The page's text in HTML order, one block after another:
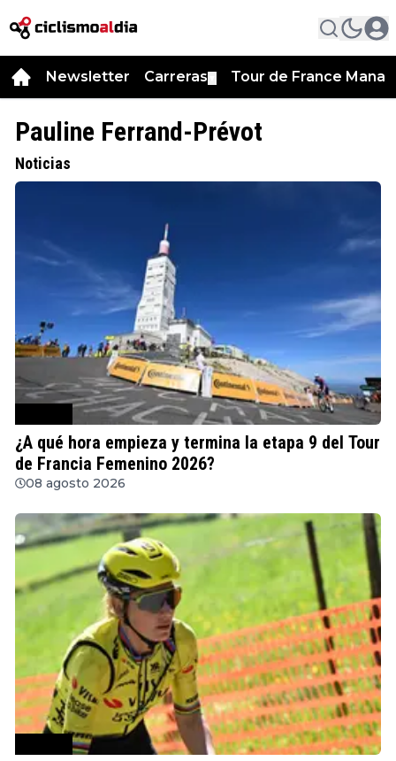
Newsletter Carreras Tour de France
Pauline Ferrand-Prévot
Noticias
¿A qué hora empieza y termina la etapa 9 del Tour
de Francia Femenino 2026?
08 agosto 2026